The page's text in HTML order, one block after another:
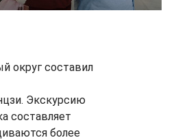
округ составил
Экскурсию
составляет
более